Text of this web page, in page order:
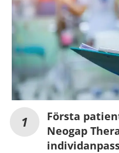
Första
Neogap